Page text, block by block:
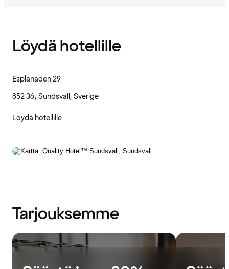
Löydä hotellille
Esplanaden 29
852 36, Sundsvall, Sverige
Löydä hotellille
Tarjouksemme